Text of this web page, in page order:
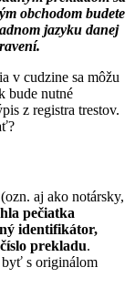
obchodom budete
jazyku danej
v cudzine sa môžu
bude nutné
z registra trestov.
aj ako notársky,
pečiatka
identifikátor,
číslo prekladu.
s originálom